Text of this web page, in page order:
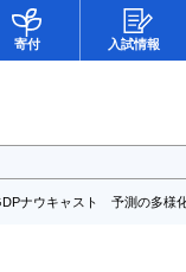
寄付 入試情報
ナウキャスト 予測の多様